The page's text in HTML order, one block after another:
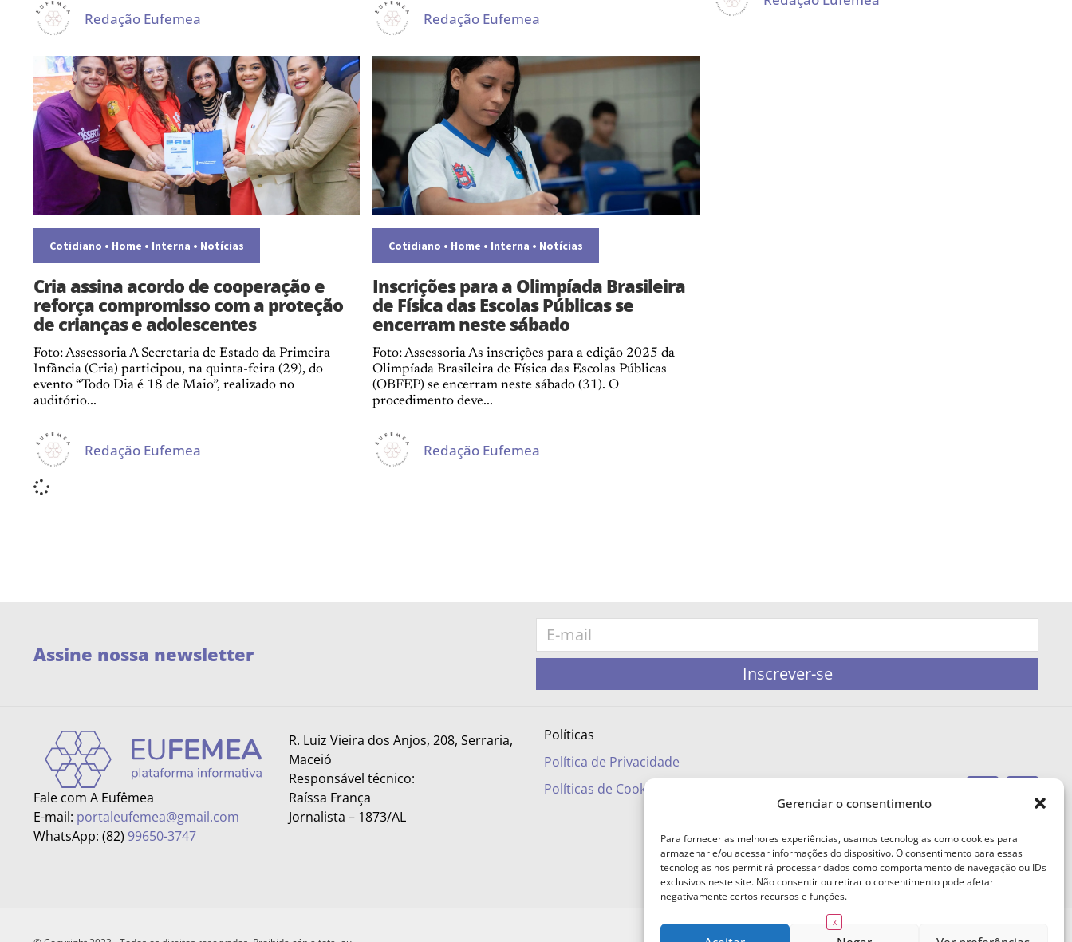
Gerenciar o consentimento
Para fornecer as melhores experiências, usamos tecnologias como cookies para
armazenar e/ou acessar informações do dispositivo. O consentimento para essas
tecnologias nos permitirá processar dados como comportamento de navegação ou IDs
exclusivos neste site. Não consentir ou retirar o consentimento pode afetar
negativamente certos recursos e funções.
Redação Eufemea Redação Eufemea
Cotidiano • Home • Interna • Notícias
Cria assina acordo de cooperação e
reforça compromisso com a proteção
de crianças e adolescentes
Foto: Assessoria A Secretaria de Estado da Primeira
Infância (Cria) participou, na quinta-feira (29), do
evento “Todo Dia é 18 de Maio”, realizado no
auditório...
Redação Eufemea
Cotidiano • Home • Interna • Notícias
Inscrições para a Olimpíada Brasileira
de Física das Escolas Públicas se
encerram neste sábado
Foto: Assessoria As inscrições para a edição 2025 da
Olimpíada Brasileira de Física das Escolas Públicas
(OBFEP) se encerram neste sábado (31). O
procedimento deve...
Redação Eufemea
Assine nossa newsletter
Inscrever-se
Fale com A Eufêmea
E-mail: portaleufemea@gmail.com
WhatsApp: (82) 99650-3747
R. Luiz Vieira dos Anjos, 208, Serraria,
Maceió
Responsável técnico:
Raíssa França
Jornalista – 1873/AL
Políticas
Política de Privacidade
Políticas de Cookies
X